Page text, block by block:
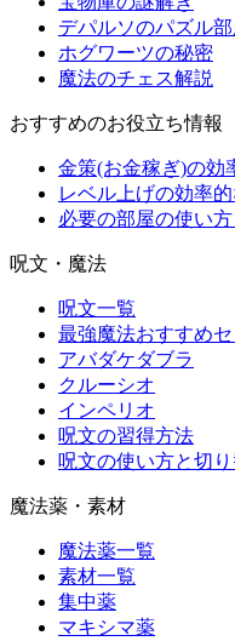
デパルソのパズル部
ホグワーツの秘密
魔法のチェス解説
おすすめのお役立ち情報
金策(お金稼ぎ)の効
レベル上げの効率
必要の部屋の使い
呪文・魔法
呪文一覧
最強魔法おすすめセ
アバダケダブラ
クルーシオ
インペリオ
呪文の習得方法
呪文の使い方と切
魔法薬・素材
魔法薬一覧
素材一覧
集中薬
マキシマ薬